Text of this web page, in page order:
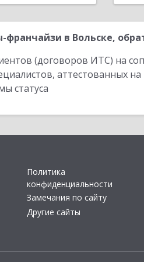
в Вольске,
(договоров ИТС) на
аттестованных
статуса
Политика
конфиденциальности
Замечания по сайту
Другие сайты